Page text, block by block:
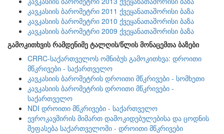
კავკასიის ბარომეტრი 2011 ქვეყანათაშორისი ბაზა
კავკასიის ბარომეტრი 2010 ქვეყანათაშორისი ბაზა
კავკასიის ბარომეტრი 2009 ქვეყანათაშორისი ბაზა
გამოკითხვის რამდენიმე ტალღის/წლის მონაცემთა ბაზები
CRRC-საქართველოს ომნიბუს გამოკითხვა: დროითი
მწკრივები - საქართველო
კავკასიის ბარომეტრის დროითი მწკრივები - სომხეთი
კავკასიის ბარომეტრის დროითი მწკრივები -
საქართველო
NDI დროითი მწკრივები - საქართველო
ევროკავშირის მიმართ დამოკიდებულებისა და ცოდნის
შეფასება საქართველოში - დროითი მწკრივები